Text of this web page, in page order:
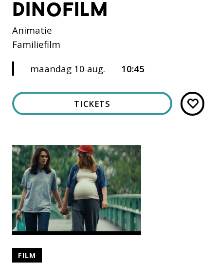
dinofilm
Animatie
Familiefilm
maandag 10 aug. 10:45
TICKETS
FILM